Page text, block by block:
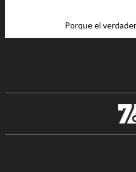
Porque el